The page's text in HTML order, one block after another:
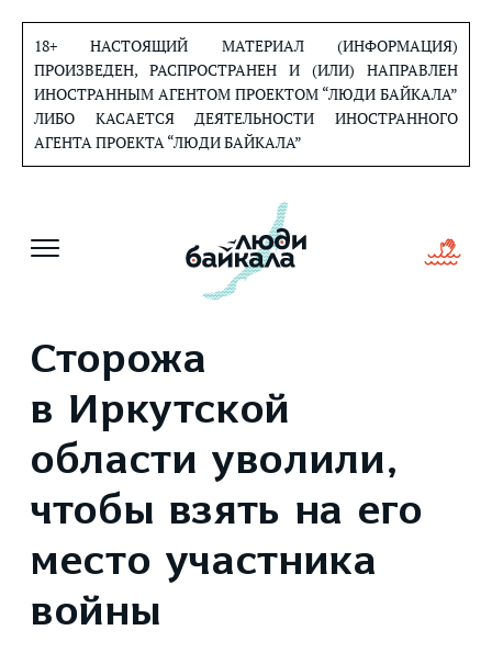
содержанию
18+ НАСТОЯЩИЙ МАТЕРИАЛ (ИНФОРМАЦИЯ)
ПРОИЗВЕДЕН, РАСПРОСТРАНЕН И (ИЛИ) НАПРАВЛЕН
ИНОСТРАННЫМ АГЕНТОМ ПРОЕКТОМ “ЛЮДИ БАЙКАЛА”
ЛИБО КАСАЕТСЯ ДЕЯТЕЛЬНОСТИ ИНОСТРАННОГО
АГЕНТА ПРОЕКТА “ЛЮДИ БАЙКАЛА”
Сторожа
в Иркутской
области уволили,
чтобы взять на его
место участника
войны